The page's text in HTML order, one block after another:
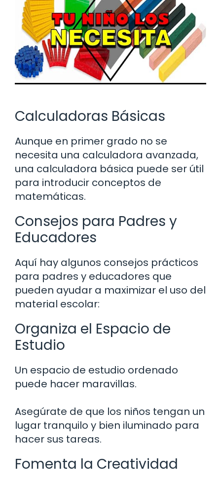
Calculadoras Básicas
Aunque en primer grado no se
necesita una calculadora avanzada,
una calculadora básica puede ser útil
para introducir conceptos de
matemáticas.
Consejos para Padres y
Educadores
Aquí hay algunos consejos prácticos
para padres y educadores que
pueden ayudar a maximizar el uso del
material escolar:
Organiza el Espacio de
Estudio
Un espacio de estudio ordenado
puede hacer maravillas.
Asegúrate de que los niños tengan un
lugar tranquilo y bien iluminado para
hacer sus tareas.
Fomenta la Creatividad